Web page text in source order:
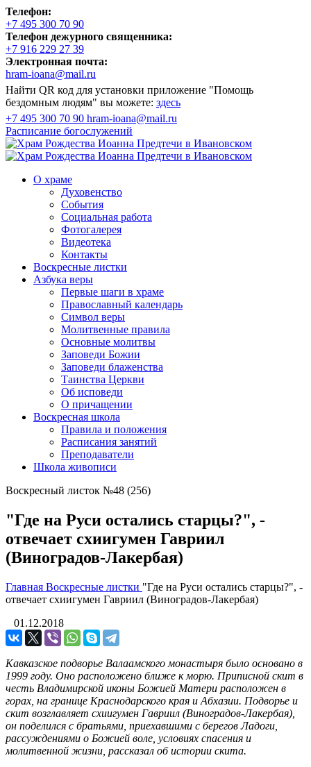
Телефон:
+7 495 300 70 90
Телефон дежурного священника:
+7 916 229 27 39
Электронная почта:
hram-ioana@mail.ru
Найти QR код для установки приложение "Помощь
бездомным людям" вы можете: здесь
+7 495 300 70 90 hram-ioana@mail.ru
Расписание богослужений
О храме
Духовенство
События
Социальная работа
Фотогалерея
Видеотека
Контакты
Воскресные листки
Азбука веры
Первые шаги в храме
Православный календарь
Символ веры
Молитвенные правила
Основные молитвы
Заповеди Божии
Заповеди блаженства
Таинства Церкви
Об исповеди
О причащении
Воскресная школа
Правила и положения
Расписания занятий
Преподаватели
Школа живописи
Воскресный листок №48 (256)
"Где на Руси остались старцы?", -
отвечает схиигумен Гавриил
(Виноградов-Лакербая)
Главная Воскресные листки "Где на Руси остались старцы?", -
отвечает схиигумен Гавриил (Виноградов-Лакербая)
01.12.2018
Кавказское подворье Валаамского монастыря было основано в
1999 году. Оно расположено ближе к морю. Приписной скит в
честь Владимирской иконы Божией Матери расположен в
горах, на границе Краснодарского края и Абхазии. Подворье и
скит возглавляет схиигумен Гавриил (Виноградов-Лакербая),
он поделился с братьями, приехавшими с берегов Ладоги,
рассуждениями о Божией воле, условиях спасения и
молитвенной жизни, рассказал об истории скита.